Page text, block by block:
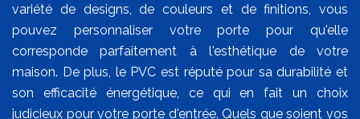
variété de designs, de couleurs et de finitions, vous
pouvez personnaliser votre porte pour qu'elle
corresponde parfaitement à l'esthétique de votre
maison. De plus, le PVC est réputé pour sa durabilité et
son efficacité énergétique, ce qui en fait un choix
judicieux pour votre porte d'entrée. Quels que soient vos